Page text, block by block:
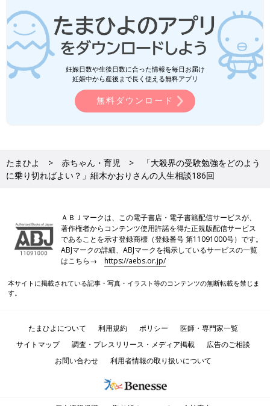
妊娠日数や生後日数に合った情報を毎日お届け
妊娠中から産後まで長く使える無料アプリ
無料ダウンロード
たまひよ 赤ちゃん・育児
「大殺界の受験勉強をどのよう
に乗り切ればよい？」細木かおりさんの人生相談186回
ＡＢＪマークは、この電子書店・電子書籍配信サービスが、
著作権者からコンテンツ使用許諾を得た正規版配信サービス
であることを示す登録商標（登録番号 第11091000号）です。
ABJマークの詳細、ABJマークを掲示しているサービスの一覧
はこちら→https://aebs.or.jp/
本サイトに掲載されている記事・写真・イラスト等のコンテンツの無断転載を禁じま
す。
たまひよについて 利用規約 ポリシー
医師・専門家一覧
サイトマップ
調査・プレスリリース・メディア掲載
広告のご相談
お問い合わせ
利用者情報の取り扱いについて